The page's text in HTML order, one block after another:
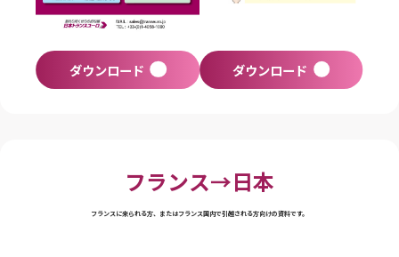
ダウンロード ダウンロード
フランス→日本
フランスに来られる方、またはフランス国内で引越される方向けの資料です。